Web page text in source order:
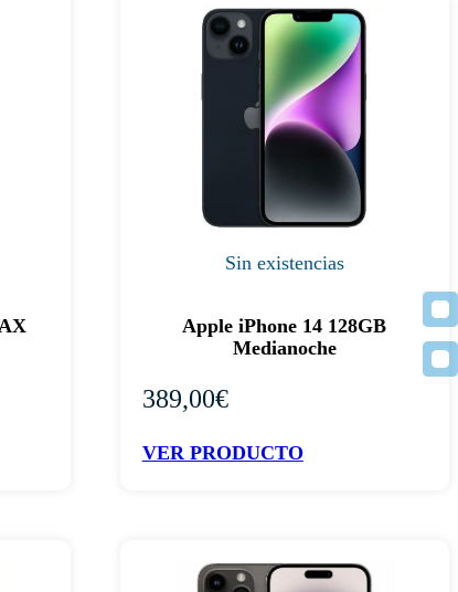
Sin existencias
Apple iPhone 14 128GB
Medianoche
389,00€
VER PRODUCTO